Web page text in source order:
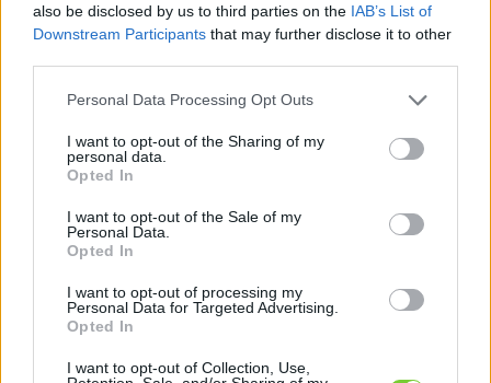
also be disclosed by us to third parties on the IAB’s List of
Downstream Participants that may further disclose it to other
Please note that this website/app uses one or more Google
not limited to your visit or usage behaviour. You may click to
grant or deny consent to Google and its third-party tags to
use your data for below specified purposes in below Google
consent section.
Personal Data Processing Opt Outs
I want to opt-out of the Sharing of my
personal data.
Opted In
I want to opt-out of the Sale of my
Personal Data.
Opted In
I want to opt-out of processing my
Personal Data for Targeted Advertising.
Opted In
I want to opt-out of Collection, Use,
Oázis Pasarét
Budapest, 1026, Budapest, Zilah u.